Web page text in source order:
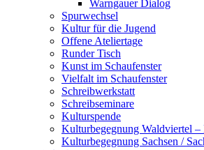
Warngauer Dialog
Spurwechsel
Kultur für die Jugend
Offene Ateliertage
Runder Tisch
Kunst im Schaufenster
Vielfalt im Schaufenster
Schreibwerkstatt
Schreibseminare
Kulturspende
Kulturbegegnung Waldviertel –
Kulturbegegnung Sachsen /